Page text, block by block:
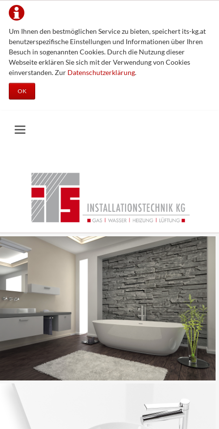
Um Ihnen den bestmöglichen Service zu bieten, speichert its-kg.at
benutzerspezifische Einstellungen und Informationen über Ihren
Besuch in sogenannten Cookies. Durch die Nutzung dieser
Webseite erklären Sie sich mit der Verwendung von Cookies
einverstanden. Zur Datenschutzerklärung.
OK